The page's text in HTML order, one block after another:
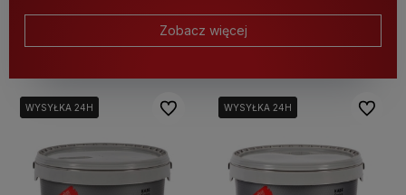
Zobacz więcej
WYSYŁKA 24H
WYSYŁKA 24H Do ulubionychWYSYŁKA 24H
WYSYŁKA 24H Do